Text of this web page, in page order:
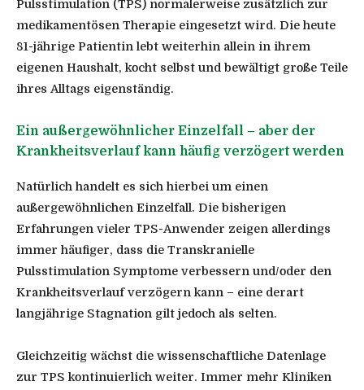
Pulsstimulation (TPS) normalerweise zusätzlich zur
medikamentösen Therapie eingesetzt wird. Die heute
81-jährige Patientin lebt weiterhin allein in ihrem
eigenen Haushalt, kocht selbst und bewältigt große Teile
ihres Alltags eigenständig.
Ein außergewöhnlicher Einzelfall – aber der
Krankheitsverlauf kann häufig verzögert werden
Natürlich handelt es sich hierbei um einen
außergewöhnlichen Einzelfall. Die bisherigen
Erfahrungen vieler TPS-Anwender zeigen allerdings
immer häufiger, dass die Transkranielle
Pulsstimulation Symptome verbessern und/oder den
Krankheitsverlauf verzögern kann – eine derart
langjährige Stagnation gilt jedoch als selten.
Gleichzeitig wächst die wissenschaftliche Datenlage
zur TPS kontinuierlich weiter. Immer mehr Kliniken